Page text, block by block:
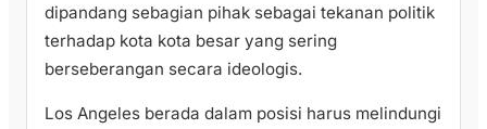
dipandang sebagian pihak sebagai tekanan politik
terhadap kota kota besar yang sering
berseberangan secara ideologis.
Los Angeles berada dalam posisi harus melindungi